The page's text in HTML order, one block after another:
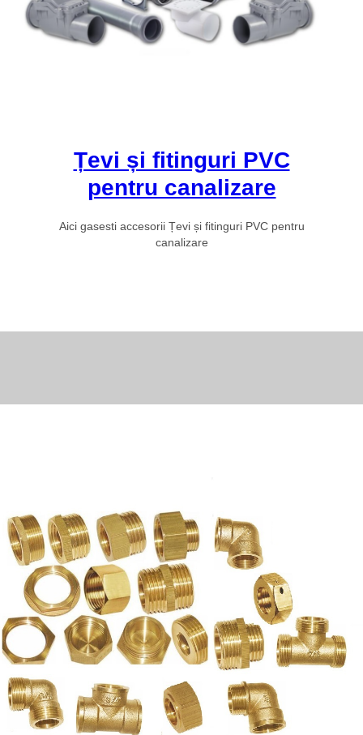
Țevi și fitinguri PVC
pentru canalizare
Aici gasesti accesorii Țevi și fitinguri PVC pentru
canalizare